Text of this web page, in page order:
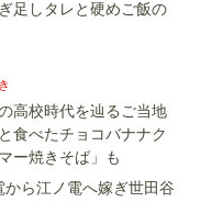
足しタレと硬めご飯の
高校時代を辿るご当地
食べたチョコバナナク
ー焼きそば」も
から江ノ電へ嫁ぎ世田谷